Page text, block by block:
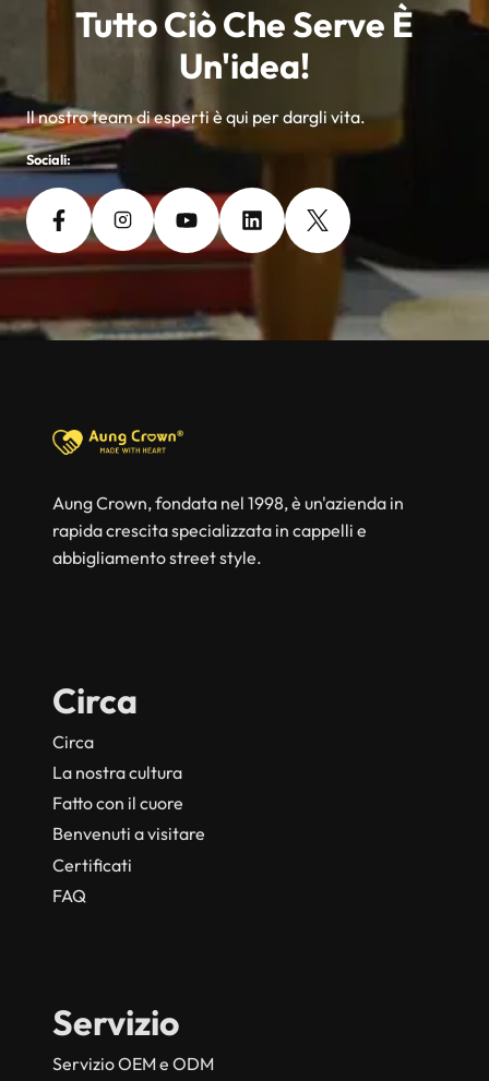
Tutto Ciò Che Serve È
Un'idea!
Il nostro team di esperti è qui per dargli vita.
Sociali:
Aung Crown, fondata nel 1998, è un'azienda in
rapida crescita specializzata in cappelli e
abbigliamento street style.
Circa
Circa
La nostra cultura
Fatto con il cuore
Benvenuti a visitare
Certificati
FAQ
Servizio
Servizio OEM e ODM